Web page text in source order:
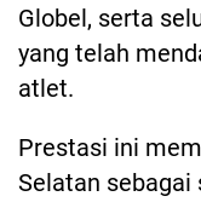
Globel, serta
yang telah
atlet.
Prestasi ini
Selatan sebagai